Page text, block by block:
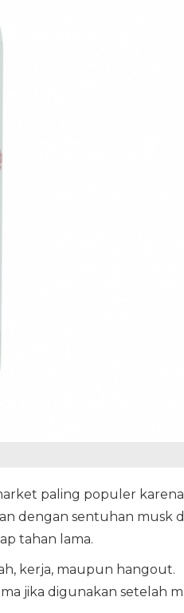
paling populer karena
dengan sentuhan musk
tahan lama.
kerja, maupun hangout.
jika digunakan setelah